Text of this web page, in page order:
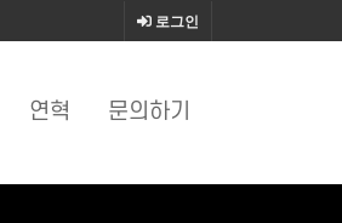
로그인
연혁 문의하기